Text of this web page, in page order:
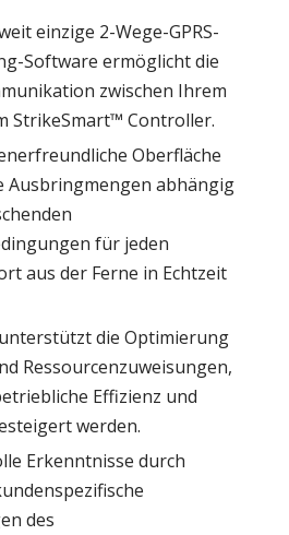
einzige 2-Wege-GPRS-
Software ermöglicht die
zwischen Ihrem
StrikeSmart™ Controller.
Oberfläche
Ausbringmengen abhängig
für jeden
aus der Ferne in Echtzeit
die Optimierung
Ressourcenzuweisungen,
Effizienz und
werden.
Erkenntnisse durch
des